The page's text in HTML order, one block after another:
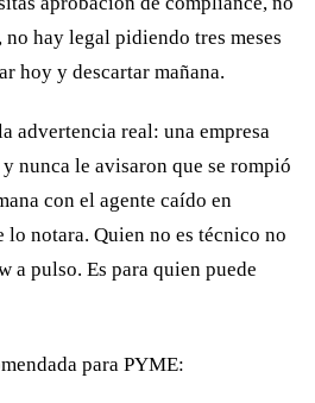
hay legal pidiendo tres meses
hoy y descartar mañana.
advertencia real: una empresa
nunca le avisaron que se rompió
con el agente caído en
notara. Quien no es técnico no
a pulso. Es para quien puede
para PYME: